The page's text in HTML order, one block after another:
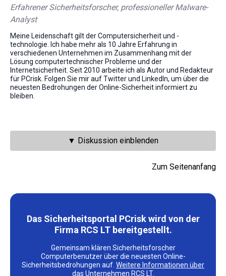
Erfahrener Sicherheitsforscher, professioneller Malware-
Analyst
Meine Leidenschaft gilt der Computersicherheit und -
technologie. Ich habe mehr als 10 Jahre Erfahrung in
verschiedenen Unternehmen im Zusammenhang mit der
Lösung computertechnischer Probleme und der
Internetsicherheit. Seit 2010 arbeite ich als Autor und Redakteur
für PCrisk. Folgen Sie mir auf Twitter und LinkedIn, um über die
neuesten Bedrohungen der Online-Sicherheit informiert zu
bleiben.
▼ Diskussion einblenden
Zum Seitenanfang
Das Sicherheitsportal PCrisk wird von der
Firma RCS LT bereitgestellt.
Gemeinsam klären Sicherheitsforscher
Computerbenutzer über die neuesten Online-
Sicherheitsbedrohungen auf. Weitere Informationen über
das Unternehmen RCS LT.